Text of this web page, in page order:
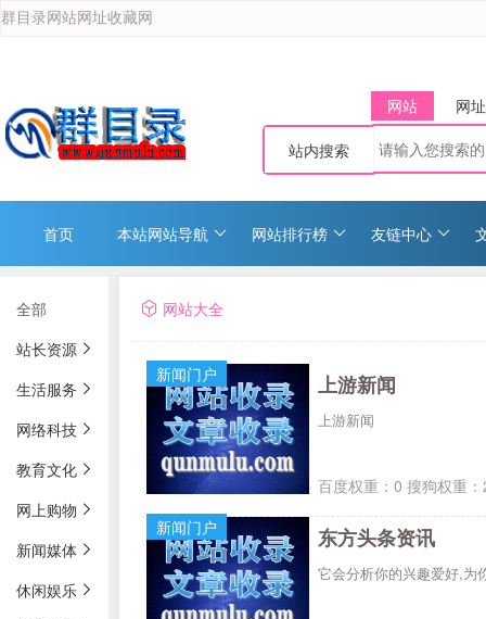
群目录网站网址收藏网
网站 网址
站内搜索
首页 本站网站导航 网站排行榜 友链中心
全部
站长资源
生活服务
网络科技
教育文化
网上购物
新闻媒体
休闲娱乐
网站大全
新闻门户 上游新闻
上游新闻
百度权重：0 搜狗权重
新闻门户
东方头条资讯
它会分析你的兴趣爱好,为